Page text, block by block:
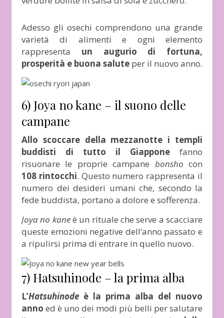
Adesso gli osechi comprendono una grande
varietà di alimenti e ogni elemento
rappresenta un augurio di fortuna,
prosperità e buona salute per il nuovo anno.
6) Joya no kane – il suono delle
campane
Allo scoccare della mezzanotte i templi
buddisti di tutto il Giappone fanno
risuonare le proprie campane bonshocon
108 rintocchi. Questo numero rappresenta il
numero dei desideri umani che, secondo la
fede buddista, portano a dolore e sofferenza.
Joya no kaneè un rituale che serve a scacciare
queste emozioni negative dell’anno passato e
a ripulirsi prima di entrare in quello nuovo.
7) Hatsuhinode – la prima alba
L’Hatsuhinode è la prima alba del nuovo
anno ed è uno dei modi più belli per salutare